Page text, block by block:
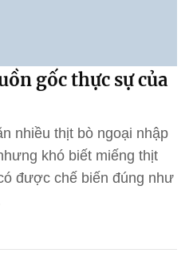
gốc thực sự của
nhiều thịt bò ngoại nhập
khó biết miếng thịt
được chế biến đúng như